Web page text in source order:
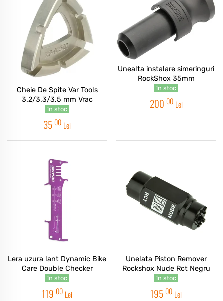
Cheie De Spite Var Tools
3.2/3.3/3.5 mm Vrac
în stoc
35 00 Lei
Unealta instalare simeringuri
RockShox 35mm
în stoc
200 00 Lei
Lera uzura lant Dynamic Bike
Care Double Checker
în stoc
119 00 Lei
Unelata Piston Remover
Rockshox Nude Rct Negru
în stoc
195 00 Lei